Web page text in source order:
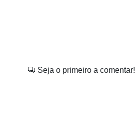
Seja o primeiro a comentar!